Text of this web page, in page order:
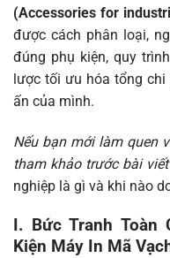
(Accessories for
được cách phân loại,
đúng phụ kiện, quy
lược tối ưu hóa tổng chi
ấn của mình.
Nếu bạn mới làm quen
tham khảo trước bài
nghiệp là gì và khi nào
I. Bức Tranh Toàn
Kiện Máy In Mã